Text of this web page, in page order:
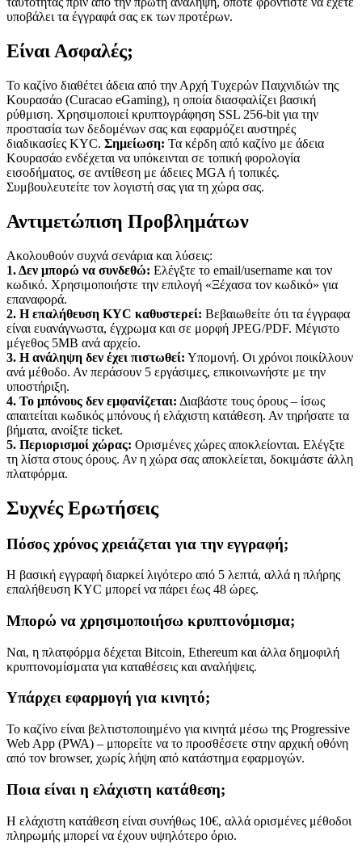
υποβάλει τα έγγραφά σας εκ των προτέρων.
Είναι Ασφαλές;
Το καζίνο διαθέτει άδεια από την Αρχή Τυχερών Παιχνιδιών της
Κουρασάο (Curacao eGaming), η οποία διασφαλίζει βασική
ρύθμιση. Χρησιμοποιεί κρυπτογράφηση SSL 256-bit για την
προστασία των δεδομένων σας και εφαρμόζει αυστηρές
διαδικασίες KYC. Σημείωση: Τα κέρδη από καζίνο με άδεια
Κουρασάο ενδέχεται να υπόκεινται σε τοπική φορολογία
εισοδήματος, σε αντίθεση με άδειες MGA ή τοπικές.
Συμβουλευτείτε τον λογιστή σας για τη χώρα σας.
Αντιμετώπιση Προβλημάτων
Ακολουθούν συχνά σενάρια και λύσεις:
1. Δεν μπορώ να συνδεθώ: Ελέγξτε το email/username και τον
κωδικό. Χρησιμοποιήστε την επιλογή «Ξέχασα τον κωδικό» για
επαναφορά.
2. Η επαλήθευση KYC καθυστερεί: Βεβαιωθείτε ότι τα έγγραφα
είναι ευανάγνωστα, έγχρωμα και σε μορφή JPEG/PDF. Μέγιστο
μέγεθος 5MB ανά αρχείο.
3. Η ανάληψη δεν έχει πιστωθεί: Υπομονή. Οι χρόνοι ποικίλλουν
ανά μέθοδο. Αν περάσουν 5 εργάσιμες, επικοινωνήστε με την
υποστήριξη.
4. Το μπόνους δεν εμφανίζεται: Διαβάστε τους όρους – ίσως
απαιτείται κωδικός μπόνους ή ελάχιστη κατάθεση. Αν τηρήσατε τα
βήματα, ανοίξτε ticket.
5. Περιορισμοί χώρας: Ορισμένες χώρες αποκλείονται. Ελέγξτε
τη λίστα στους όρους. Αν η χώρα σας αποκλείεται, δοκιμάστε άλλη
πλατφόρμα.
Συχνές Ερωτήσεις
Πόσος χρόνος χρειάζεται για την εγγραφή;
Η βασική εγγραφή διαρκεί λιγότερο από 5 λεπτά, αλλά η πλήρης
επαλήθευση KYC μπορεί να πάρει έως 48 ώρες.
Μπορώ να χρησιμοποιήσω κρυπτονόμισμα;
Ναι, η πλατφόρμα δέχεται Bitcoin, Ethereum και άλλα δημοφιλή
κρυπτονομίσματα για καταθέσεις και αναλήψεις.
Υπάρχει εφαρμογή για κινητό;
Το καζίνο είναι βελτιστοποιημένο για κινητά μέσω της Progressive
Web App (PWA) – μπορείτε να το προσθέσετε στην αρχική οθόνη
από τον browser, χωρίς λήψη από κατάστημα εφαρμογών.
Ποια είναι η ελάχιστη κατάθεση;
Η ελάχιστη κατάθεση είναι συνήθως 10€, αλλά ορισμένες μέθοδοι
πληρωμής μπορεί να έχουν υψηλότερο όριο.